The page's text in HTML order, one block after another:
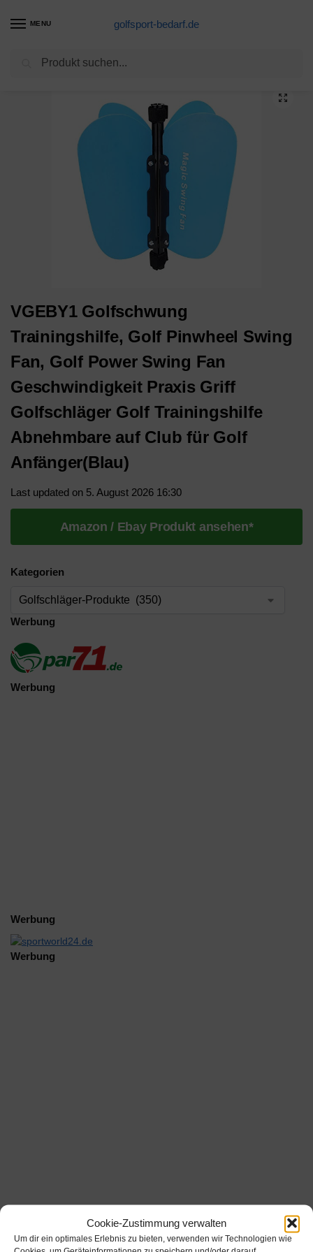
Cookie-Zustimmung verwalten
Um dir ein optimales Erlebnis zu bieten, verwenden wir Technologien wie
MENU golfsport-bedarf.de
Golfschläger-Produkte
VGEBY1 Golfschwung
Trainingshilfe, Golf Pinwheel Swing
Fan, Golf Power Swing Fan
Geschwindigkeit Praxis Griff
Golfschläger Golf Trainingshilfe
Abnehmbare auf Club für Golf
Anfänger(Blau)
Last updated on 5. August 2026 16:30
Amazon / Ebay Produkt ansehen*
Kategorien
Werbung
Werbung
Werbung
Werbung
Beschreibung